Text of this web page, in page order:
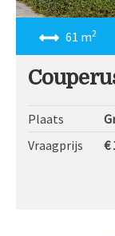
61 m2
Plaats
Vraagprijs
€